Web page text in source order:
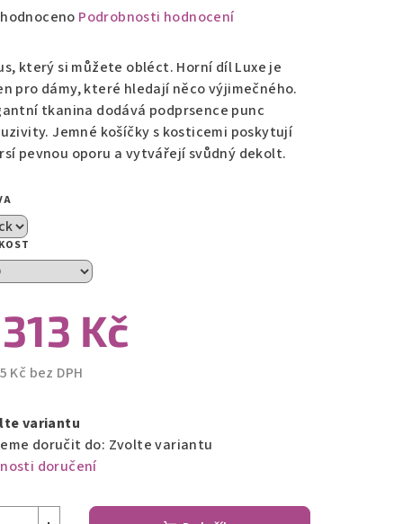
Podrobnosti hodnocení
který si můžete obléct. Horní díl Luxe je
pro dámy, které hledají něco výjimečného.
tkanina dodává podprsence punc
Jemné košíčky s kosticemi poskytují
pevnou oporu a vytvářejí svůdný dekolt.
Kč
Kč bez DPH
variantu
doručit do: Zvolte variantu
doručení